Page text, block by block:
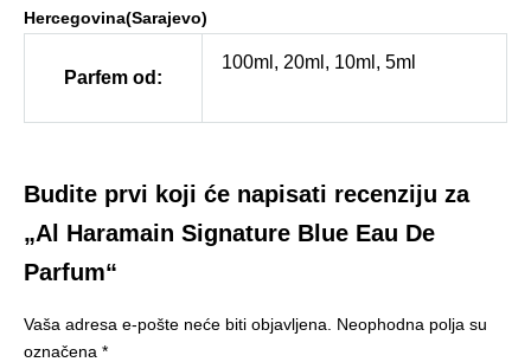
Hercegovina(Sarajevo)
Parfem od:
100ml, 20ml, 10ml, 5ml
Budite prvi koji će napisati recenziju za
„Al Haramain Signature Blue Eau De
Parfum“
Vaša adresa e-pošte neće biti objavljena.
Neophodna polja su
označena *